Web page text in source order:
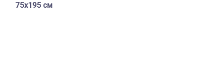
75х195 см